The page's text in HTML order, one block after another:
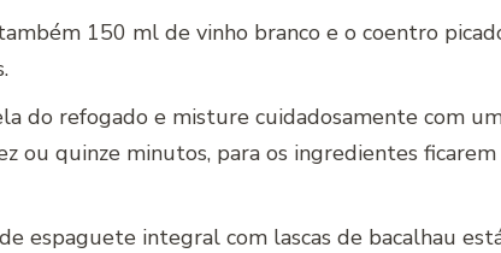
150 ml de vinho branco e o coentro
do refogado e misture cuidadosamente com
ou quinze minutos, para os ingredientes ficarem
de espaguete integral com lascas de bacalhau